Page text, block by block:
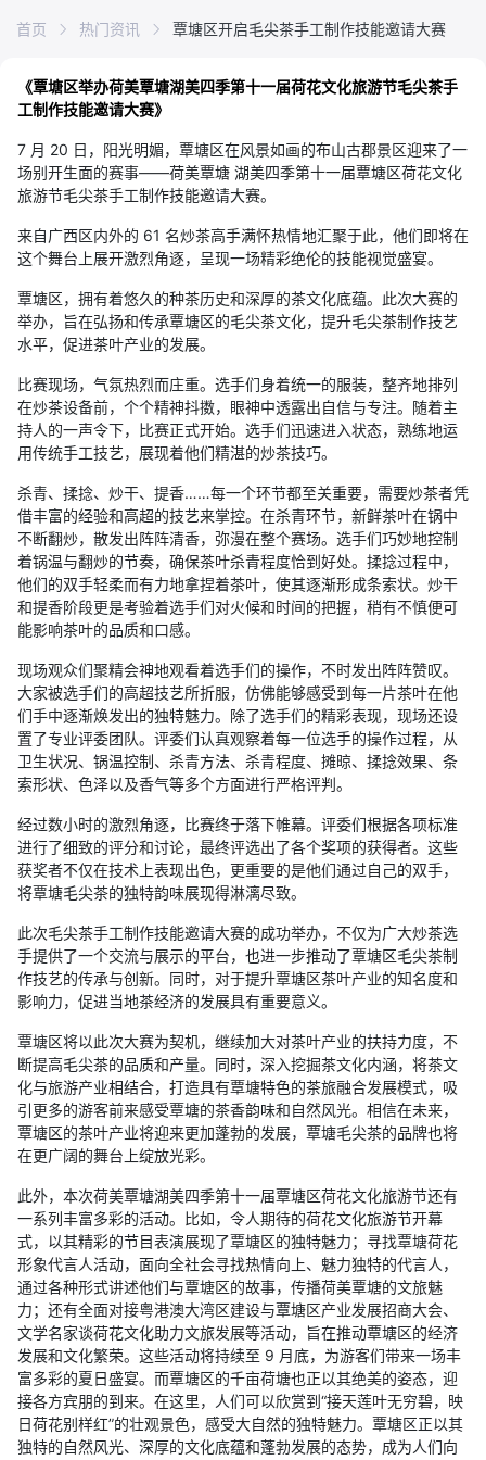
首页 热门资讯 覃塘区开启毛尖茶手工制作技能邀请大赛
《覃塘区举办荷美覃塘湖美四季第十一届荷花文化旅游节毛尖茶手
工制作技能邀请大赛》
7 月 20 日，阳光明媚，覃塘区在风景如画的布山古郡景区迎来了一
场别开生面的赛事——荷美覃塘 湖美四季第十一届覃塘区荷花文化
旅游节毛尖茶手工制作技能邀请大赛。
来自广西区内外的 61 名炒茶高手满怀热情地汇聚于此，他们即将在
这个舞台上展开激烈角逐，呈现一场精彩绝伦的技能视觉盛宴。
覃塘区，拥有着悠久的种茶历史和深厚的茶文化底蕴。此次大赛的
举办，旨在弘扬和传承覃塘区的毛尖茶文化，提升毛尖茶制作技艺
水平，促进茶叶产业的发展。
比赛现场，气氛热烈而庄重。选手们身着统一的服装，整齐地排列
在炒茶设备前，个个精神抖擞，眼神中透露出自信与专注。随着主
持人的一声令下，比赛正式开始。选手们迅速进入状态，熟练地运
用传统手工技艺，展现着他们精湛的炒茶技巧。
杀青、揉捻、炒干、提香……每一个环节都至关重要，需要炒茶者凭
借丰富的经验和高超的技艺来掌控。在杀青环节，新鲜茶叶在锅中
不断翻炒，散发出阵阵清香，弥漫在整个赛场。选手们巧妙地控制
着锅温与翻炒的节奏，确保茶叶杀青程度恰到好处。揉捻过程中，
他们的双手轻柔而有力地拿捏着茶叶，使其逐渐形成条索状。炒干
和提香阶段更是考验着选手们对火候和时间的把握，稍有不慎便可
能影响茶叶的品质和口感。
现场观众们聚精会神地观看着选手们的操作，不时发出阵阵赞叹。
大家被选手们的高超技艺所折服，仿佛能够感受到每一片茶叶在他
们手中逐渐焕发出的独特魅力。除了选手们的精彩表现，现场还设
置了专业评委团队。评委们认真观察着每一位选手的操作过程，从
卫生状况、锅温控制、杀青方法、杀青程度、摊晾、揉捻效果、条
索形状、色泽以及香气等多个方面进行严格评判。
经过数小时的激烈角逐，比赛终于落下帷幕。评委们根据各项标准
进行了细致的评分和讨论，最终评选出了各个奖项的获得者。这些
获奖者不仅在技术上表现出色，更重要的是他们通过自己的双手，
将覃塘毛尖茶的独特韵味展现得淋漓尽致。
此次毛尖茶手工制作技能邀请大赛的成功举办，不仅为广大炒茶选
手提供了一个交流与展示的平台，也进一步推动了覃塘区毛尖茶制
作技艺的传承与创新。同时，对于提升覃塘区茶叶产业的知名度和
影响力，促进当地茶经济的发展具有重要意义。
覃塘区将以此次大赛为契机，继续加大对茶叶产业的扶持力度，不
断提高毛尖茶的品质和产量。同时，深入挖掘茶文化内涵，将茶文
化与旅游产业相结合，打造具有覃塘特色的茶旅融合发展模式，吸
引更多的游客前来感受覃塘的茶香韵味和自然风光。相信在未来，
覃塘区的茶叶产业将迎来更加蓬勃的发展，覃塘毛尖茶的品牌也将
在更广阔的舞台上绽放光彩。
此外，本次荷美覃塘湖美四季第十一届覃塘区荷花文化旅游节还有
一系列丰富多彩的活动。比如，令人期待的荷花文化旅游节开幕
式，以其精彩的节目表演展现了覃塘区的独特魅力；寻找覃塘荷花
形象代言人活动，面向全社会寻找热情向上、魅力独特的代言人，
通过各种形式讲述他们与覃塘区的故事，传播荷美覃塘的文旅魅
力；还有全面对接粤港澳大湾区建设与覃塘区产业发展招商大会、
文学名家谈荷花文化助力文旅发展等活动，旨在推动覃塘区的经济
发展和文化繁荣。这些活动将持续至 9 月底，为游客们带来一场丰
富多彩的夏日盛宴。而覃塘区的千亩荷塘也正以其绝美的姿态，迎
接各方宾朋的到来。在这里，人们可以欣赏到“接天莲叶无穷碧，映
日荷花别样红”的壮观景色，感受大自然的独特魅力。覃塘区正以其
独特的自然风光、深厚的文化底蕴和蓬勃发展的态势，成为人们向